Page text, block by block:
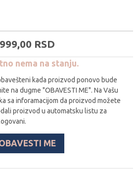
999,00 RSD
nema na stanju.
kada proizvod ponovo bude
na dugme "OBAVESTI ME". Na Vašu
sa inforamacijom da proizvod možete
proizvod u automatsku listu za
ME